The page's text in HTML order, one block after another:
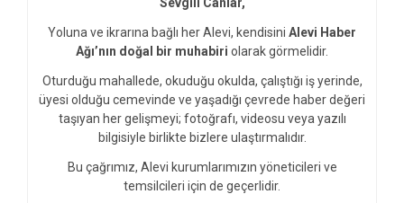
Yoluna ve ikrarına bağlı her Alevi, kendisini Alevi Haber
Ağı’nın doğal bir muhabiri olarak görmelidir.
Oturduğu mahallede, okuduğu okulda, çalıştığı iş yerinde,
üyesi olduğu cemevinde ve yaşadığı çevrede haber değeri
taşıyan her gelişmeyi; fotoğrafı, videosu veya yazılı
bilgisiyle birlikte bizlere ulaştırmalıdır.
Bu çağrımız, Alevi kurumlarımızın yöneticileri ve
temsilcileri için de geçerlidir.